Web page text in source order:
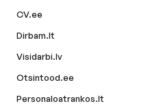
CV.ee
Dirbam.lt
Visidarbi.lv
Otsintood.ee
Personaloatrankos.lt